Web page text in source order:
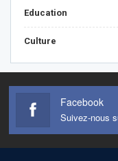
Education
Culture
Facebook